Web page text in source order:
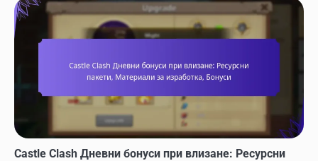
Castle Clash Дневни бонуси при влизане: Ресурсни